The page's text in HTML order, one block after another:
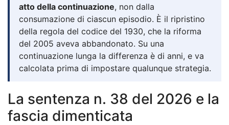
atto della continuazione, non dalla
consumazione di ciascun episodio. È il ripristino
della regola del codice del 1930, che la riforma
del 2005 aveva abbandonato. Su una
continuazione lunga la differenza è di anni, e va
calcolata prima di impostare qualunque strategia.
La sentenza n. 38 del 2026 e la
fascia dimenticata